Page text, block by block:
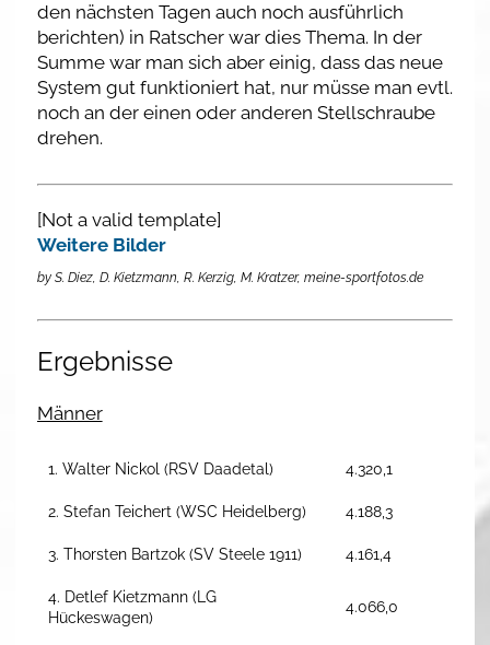
den nächsten Tagen auch noch ausführlich
berichten) in Ratscher war dies Thema. In der
Summe war man sich aber einig, dass das neue
System gut funktioniert hat, nur müsse man evtl.
noch an der einen oder anderen Stellschraube
drehen.
[Not a valid template]
Weitere Bilder
by S. Diez, D. Kietzmann, R. Kerzig, M. Kratzer, meine-sportfotos.de
Ergebnisse
Männer
1. Walter Nickol (RSV Daadetal) 4.320,1
2. Stefan Teichert (WSC Heidelberg) 4.188,3
3. Thorsten Bartzok (SV Steele 1911) 4.161,4
4. Detlef Kietzmann (LG
Hückeswagen)
4.066,0